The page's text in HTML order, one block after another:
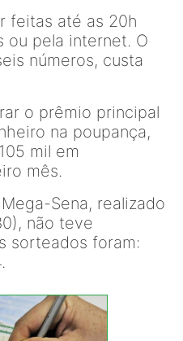
feitas até as 20h
ou pela internet. O
números, custa
o prêmio principal
na poupança,
mil em
mês.
Sena, realizado
não teve
sorteados foram: